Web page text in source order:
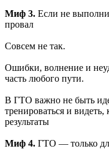
Миф 3. Если не
провал
Совсем не так.
Ошибки, волнение и
часть любого пути.
В ГТО важно не быть
тренироваться и
результаты
Миф 4. ГТО — только